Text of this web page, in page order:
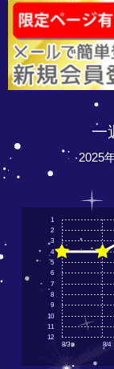
一
2025
8/3 8/4
12
11
10
9
8
7
6
5
4
3
2
1